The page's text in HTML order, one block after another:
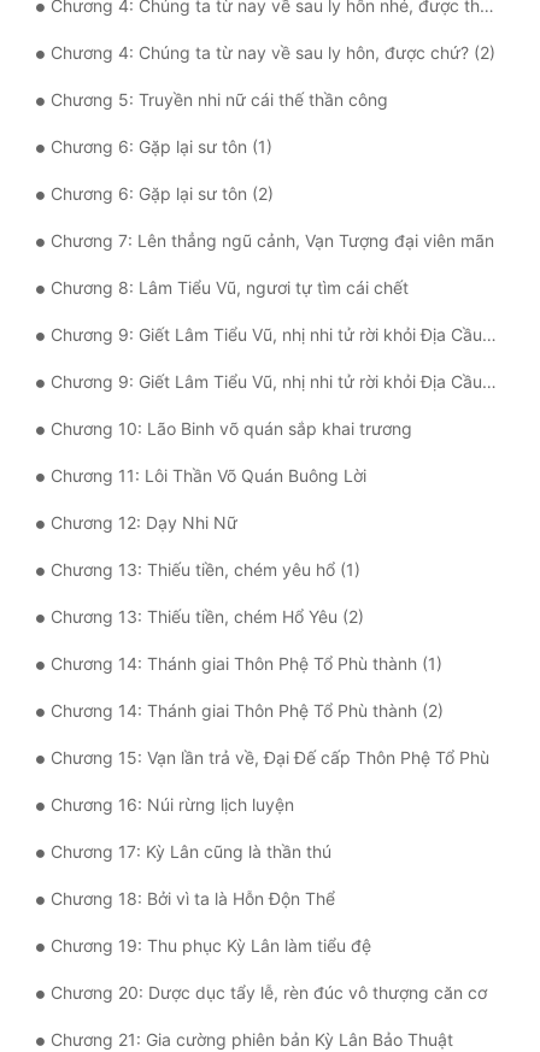
Đông Phương
Đông Phương Huyền Huyễn
Đồng Nhân
Truyện Nữ
Vô Địch Lưu
Xây Dựng Thế Lực
Chương 4: Chúng ta từ nay về sau ly hôn nhé, được thôi (1)
Chương 4: Chúng ta từ nay về sau ly hôn, được chứ? (2)
Chương 5: Truyền nhi nữ cái thế thần công
Chương 6: Gặp lại sư tôn (1)
Chương 6: Gặp lại sư tôn (2)
Chương 7: Lên thẳng ngũ cảnh, Vạn Tượng đại viên mãn
Chương 8: Lâm Tiểu Vũ, ngươi tự tìm cái chết
Chương 9: Giết Lâm Tiểu Vũ, nhị nhi tử rời khỏi Địa Cầu (1)
Chương 9: Giết Lâm Tiểu Vũ, nhị nhi tử rời khỏi Địa Cầu (2)
Chương 10: Lão Binh võ quán sắp khai trương
Chương 11: Lôi Thần Võ Quán Buông Lời
Chương 12: Dạy Nhi Nữ
Chương 13: Thiếu tiền, chém yêu hổ (1)
Chương 13: Thiếu tiền, chém Hổ Yêu (2)
Chương 14: Thánh giai Thôn Phệ Tổ Phù thành (1)
Chương 14: Thánh giai Thôn Phệ Tổ Phù thành (2)
Chương 15: Vạn lần trả về, Đại Đế cấp Thôn Phệ Tổ Phù
Chương 16: Núi rừng lịch luyện
Chương 17: Kỳ Lân cũng là thần thú
Chương 18: Bởi vì ta là Hỗn Độn Thể
Chương 19: Thu phục Kỳ Lân làm tiểu đệ
Chương 20: Dược dục tẩy lễ, rèn đúc vô thượng căn cơ
Chương 21: Gia cường phiên bản Kỳ Lân Bảo Thuật